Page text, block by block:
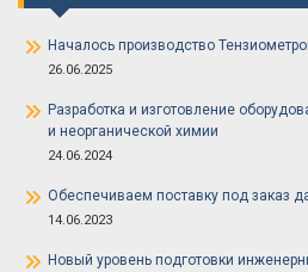
Началось производство
26.06.2025
Разработка и изготовление
и неорганической химии
24.06.2024
Обеспечиваем поставку под заказ
14.06.2023
Новый уровень подготовки